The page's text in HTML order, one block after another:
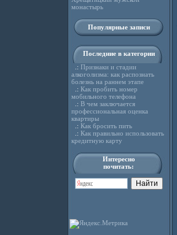
монастырь
Популярные записи
Последние в категории
.: Признаки и стадии
алкоголизма: как распознать
болезнь на раннем этапе
.: Как пробить номер
мобильного телефона
.: В чем заключается
профессиональная оценка
квартиры
.: Как бросить пить
.: Как правильно использовать
кредитную карту
Интересно
почитать: